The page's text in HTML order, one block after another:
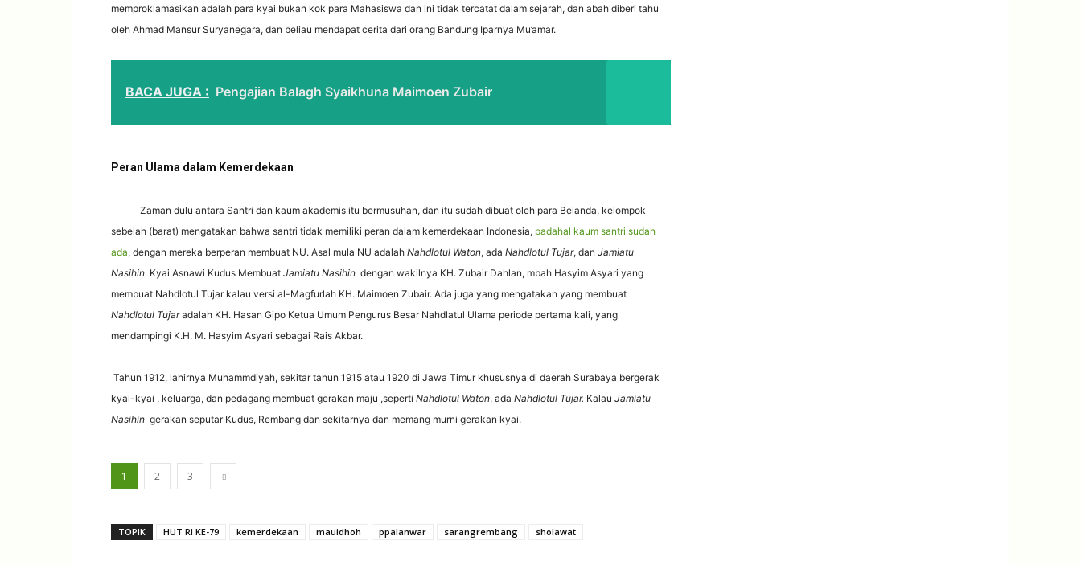
memproklamasikan adalah para kyai bukan kok para Mahasiswa dan ini tidak tercatat dalam sejarah, dan abah diberi tahu
oleh Ahmad Mansur Suryanegara, dan beliau mendapat cerita dari orang Bandung Iparnya Mu’amar.
BACA JUGA : Pengajian Balagh Syaikhuna Maimoen Zubair
Peran Ulama dalam Kemerdekaan
Zaman dulu antara Santri dan kaum akademis itu bermusuhan, dan itu sudah dibuat oleh para Belanda, kelompok
sebelah (barat) mengatakan bahwa santri tidak memiliki peran dalam kemerdekaan Indonesia, padahal kaum santri sudah
ada, dengan mereka berperan membuat NU. Asal mula NU adalah Nahdlotul Waton, ada Nahdlotul Tujar, dan Jamiatu
Nasihin. Kyai Asnawi Kudus Membuat Jamiatu Nasihin dengan wakilnya KH. Zubair Dahlan, mbah Hasyim Asyari yang
membuat Nahdlotul Tujar kalau versi al-Magfurlah KH. Maimoen Zubair. Ada juga yang mengatakan yang membuat
Nahdlotul Tujaradalah KH. Hasan Gipo Ketua Umum Pengurus Besar Nahdlatul Ulama periode pertama kali, yang
mendampingi K.H. M. Hasyim Asyari sebagai Rais Akbar.
Tahun 1912, lahirnya Muhammdiyah, sekitar tahun 1915 atau 1920 di Jawa Timur khususnya di daerah Surabaya bergerak
kyai-kyai , keluarga, dan pedagang membuat gerakan maju ,seperti Nahdlotul Waton, ada Nahdlotul Tujar. Kalau Jamiatu
Nasihin gerakan seputar Kudus, Rembang dan sekitarnya dan memang murni gerakan kyai.
1 2 3
TOPIK HUT RI KE-79 kemerdekaan mauidhoh ppalanwar sarangrembang sholawat